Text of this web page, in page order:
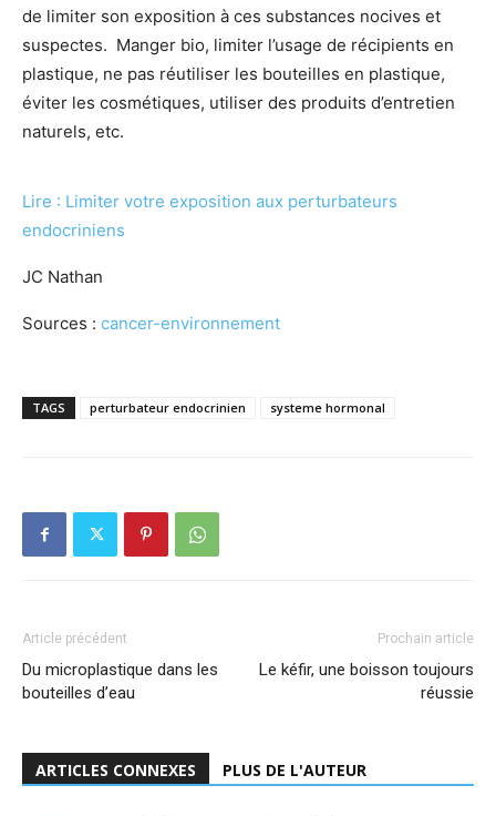
de limiter son exposition à ces substances nocives et
suspectes. Manger bio, limiter l’usage de récipients en
plastique, ne pas réutiliser les bouteilles en plastique,
éviter les cosmétiques, utiliser des produits d’entretien
naturels, etc.
Lire : Limiter votre exposition aux perturbateurs
endocriniens
JC Nathan
Sources : cancer-environnement
TAGS perturbateur endocrinien systeme hormonal
Article précédent
Du microplastique dans les
bouteilles d’eau
Prochain article
Le kéfir, une boisson toujours
réussie
ARTICLES CONNEXES PLUS DE L'AUTEUR